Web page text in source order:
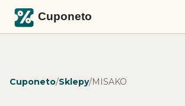
Cuponeto/Sklepy/MISAKO